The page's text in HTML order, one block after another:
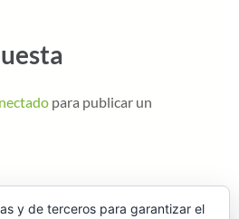
para publicar un
y de terceros para garantizar el